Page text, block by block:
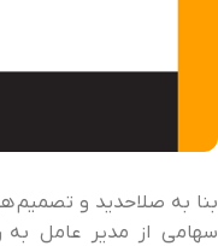
بنا به صلاحدید و تصمیم
سهامی از مدیر عامل به